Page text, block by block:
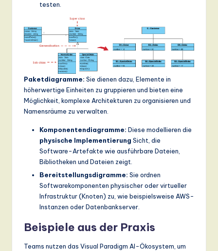
testen.
Paketdiagramme: Sie dienen dazu, Elemente in
höherwertige Einheiten zu gruppieren und bieten eine
Möglichkeit, komplexe Architekturen zu organisieren und
Namensräume zu verwalten.
Komponentendiagramme: Diese modellieren die
physische Implementierung Sicht, die
Software-Artefakte wie ausführbare Dateien,
Bibliotheken und Dateien zeigt.
Bereitstellungsdigramme: Sie ordnen
Softwarekomponenten physischer oder virtueller
Infrastruktur (Knoten) zu, wie beispielsweise AWS-
Instanzen oder Datenbankserver.
Beispiele aus der Praxis
Teams nutzen das Visual Paradigm AI-Ökosystem, um